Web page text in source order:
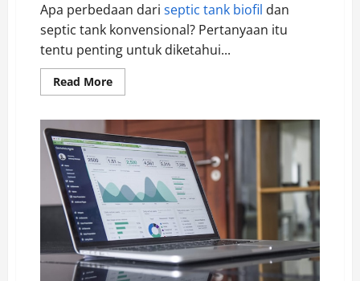
Apa perbedaan dari septic tank biofil dan
septic tank konvensional? Pertanyaan itu
tentu penting untuk diketahui...
Read MoreRead
more
Perbedaan
Utama
dari
Septic
Tank
Biofil
dan
Konvensional,
Serta
Tips
Perawatan
Septic
Tank
Biofil